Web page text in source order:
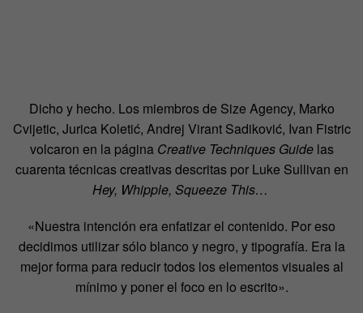
Dicho y hecho. Los miembros de Size Agency, Marko
Cvijetic, Jurica Koletić, Andrej Virant Sadiković, Ivan Fistric
volcaron en la página Creative Techniques Guidelas
cuarenta técnicas creativas descritas por Luke Sullivan en
Hey, Whipple, Squeeze This…
«Nuestra intención era enfatizar el contenido. Por eso
decidimos utilizar sólo blanco y negro, y tipografía. Era la
mejor forma para reducir todos los elementos visuales al
mínimo y poner el foco en lo escrito».